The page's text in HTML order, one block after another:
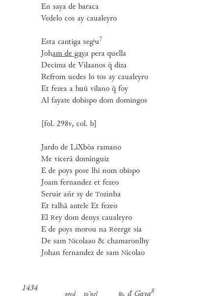
En saya de baraca
Vedelo cos ay caualeyro
Esta cantigasegⁱu7
Joham de gaya pera quella
Decima de Vilaanos q̄ diza
Refrom uedes lo tos ay caualeyro
Et fezea a huū vilano q̄ foy
Al fayate dobispo dom domingos
[fol. 298v, col. b]
Jardo de LiXbōa ramano
Me vicerā dominguiz
E de poys pose lhi nom obispo
Joam fernandez et fezeo
Seruir an̄r sy deTozinha
Et talhā antele Et fezeo
ElRey dom denys caualeyro
E de poys morou naReerge sia
De samNicolaao & chamaronlhy
Johan fernandez de samNicolao
1434
ꝯged to’nel jo. đ Gaya8